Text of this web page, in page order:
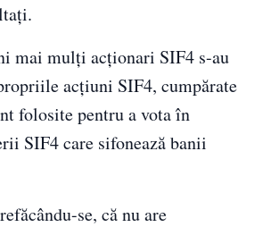
mai mulți acționari SIF4 s-au
acțiuni SIF4, cumpărate
folosite pentru a vota în
SIF4 care sifonează banii
se, că nu are